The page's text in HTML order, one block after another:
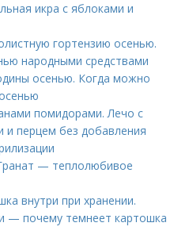
икра с яблоками и
гортензию осенью.
народными средствами
осенью. Когда можно
помидорами. Лечо с
перцем без добавления
— теплолюбивое
внутри при хранении.
— почему темнеет картошка